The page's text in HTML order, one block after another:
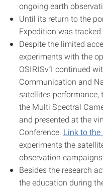
ongoing earth
Until its return to the
Expedition was
Despite the limited
experiments with the
OSIRISv1 continued
Communication and
satellites
the Multi Spectral
and presented at the
Conference. Link to the
experiments the
observation campaigns.
Besides the research
the education during